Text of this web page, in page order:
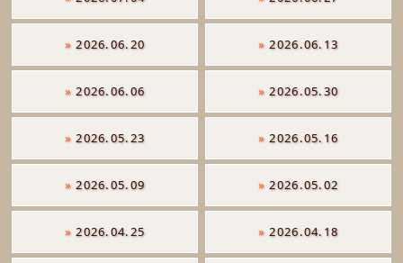
» 2026.06.20 » 2026.06.13
» 2026.06.06 » 2026.05.30
» 2026.05.23 » 2026.05.16
» 2026.05.09 » 2026.05.02
» 2026.04.25 » 2026.04.18